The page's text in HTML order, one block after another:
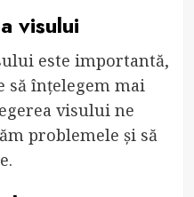
visului
este importantă,
să înțelegem mai
visului ne
problemele și să